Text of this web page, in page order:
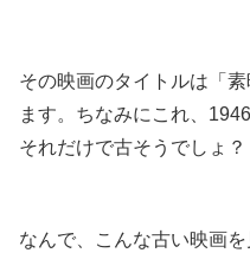
その映画のタイトルは「
ます。ちなみにこれ、
それだけで古そうでしょ？
なんで、こんな古い映画を